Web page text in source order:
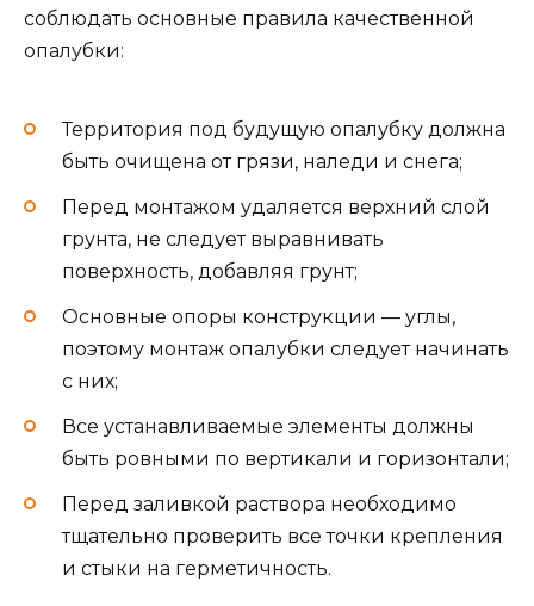
соблюдать основные правила качественной
опалубки:
Территория под будущую опалубку должна
быть очищена от грязи, наледи и снега;
Перед монтажом удаляется верхний слой
грунта, не следует выравнивать
поверхность, добавляя грунт;
Основные опоры конструкции — углы,
поэтому монтаж опалубки следует начинать
с них;
Все устанавливаемые элементы должны
быть ровными по вертикали и горизонтали;
Перед заливкой раствора необходимо
тщательно проверить все точки крепления
и стыки на герметичность.